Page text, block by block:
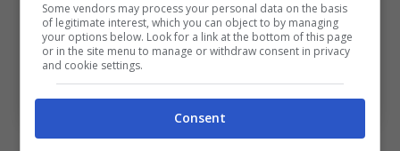
Le parole di Charalambous al termine del match
sull’arbitraggio e sul Bologna. Bologna Sport News
(Photo by Alexander Hassenstein/Getty Images Via
OneFootball)
Some vendors may process your personal data on the basis
of legitimate interest, which you can object to by managing
your options below. Look for a link at the bottom of this page
or in the site menu to manage or withdraw consent in privacy
and cookie settings.
Consent